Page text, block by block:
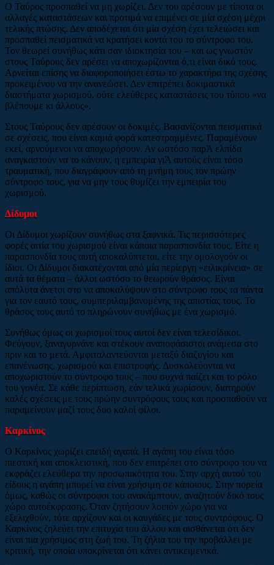
Ο Ταύρος προσπαθεί να μη χωρίζει. Δεν του αρέσουν με τίποτα οι
αλλαγές καταστάσεων και προτιμά να επιμένει σε μία σχέση μέχρι
τελικής πτώσης. Δεν αποδέχεται ότι μία σχέση έχει τελειώσει και
προσπαθεί πεισματικά να κρατήσει κοντά του το σύντροφο του.
Τον θεωρεί συνήθως κάτι σαν ιδιοκτησία του – και ως γνωστόν
στους Ταύρους δεν αρέσει να αποχωρίζονται ό,τι είναι δικό τους.
Αρνείται επίσης να διαφοροποιήσει έστω το χαρακτήρα της σχέσης
προκειμένου να την ανανεώσει. Δεν επιτρέπει δοκιμαστικά
διαστήματα χωρισμού, ούτε ελεύθερες καταστάσεις του τύπου «να
βλέπουμε κι άλλους».
Στους Ταύρους δεν αρέσουν οι δοκιμές. Βασανίζονται πεισματικά
σε σχέσεις, που είναι καμιά φορά κατεστραμμένες. Παραμένουν
εκεί, αρνούμενοι να αποχωρήσουν. Αν ωστόσο παρΆ ελπίδα
αναγκαστούν να το κάνουν, η εμπειρία γιΆ αυτούς είναι τόσο
τραυματική, που διαγράφουν από τη μνήμη τους τον πρώην
σύντροφο τους, για να μην τους θυμίζει την εμπειρία του
χωρισμού.
Δίδυμοι
Οι Δίδυμοι χωρίζουν συνήθως στα ξαφνικά. Τις περισσότερες
φορές αιτία του χωρισμού είναι κάποια παρασπονδία τους. Είτε η
παρασπονδία τους αυτή αποκαλύπτεται, είτε την ομολογούν οι
ίδιοι. Οι Δίδυμοι διακατέχονται από μία περίεργη «ειλικρίνεια» σε
αυτά τα θέματα – άλλοι ωστόσο το θεωρούν θράσος. Είναι
απόλυτα άνετοι στο να αποκαλύψουν στο σύντροφο τους τα πάντα
για τον εαυτό τους, συμπεριλαμβανομένης της απιστίας τους. Το
θράσος τους αυτό το πληρώνουν συνήθως με ένα χωρισμό.
Συνήθως όμως οι χωρισμοί τους αυτοί δεν είναι τελεσίδικοι.
Φεύγουν, ξαναγυρνάνε και στέκουν αναποφάσιστοι ανάμεσα στο
πριν και το μετά. Αμφιταλαντεύονται μεταξύ διαζυγίου και
επανένωσης, χωρισμού και επιστροφής. Δυσκολεύονται να
αποχωριστούν το σύντροφο τους – που συχνά παίζει και το ρόλο
του γονέα. Σε κάθε περίπτωση, εάν τελικά χωρίσουν, διατηρούν
καλές σχέσεις με τους πρώην συντρόφους τους και προσπαθούν να
παραμείνουν μαζί τους δυο καλοί φίλοι.
Καρκίνος
Ο Καρκίνος χωρίζει επειδή αγαπά. Η αγάπη του είναι τόσο
πιεστική και αποκλειστική, που δεν επιτρέπει στο σύντροφο του να
εκφράζει ελεύθερα την προσωπικότητα του. Στην αρχή αυτού του
είδους η αγάπη μπορεί να είναι χρήσιμη σε κάποιους. Στην πορεία
όμως, καθώς οι σύντροφοι του ανακάμπτουν, αναζητούν δικό τους
χώρο αυτοέκφρασης. Όταν ζητήσουν λοιπόν χώρο για να
εξελιχθούν, τότε αρχίζουν και οι καυγάδες με τους συντρόφους. Ο
Καρκίνος ζηλεύει την επιτυχία του άλλου και αισθάνεται ότι δεν
είναι πια χρήσιμος στη ζωή του. Τη ζήλια του την προβάλλει με
κριτική, την οποία υποκρίνεται ότι κάνει αντικειμενικά.